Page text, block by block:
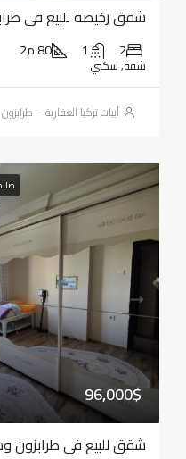
شقق رخيصة للبيع في
2
1 80 م2
شقة, سكني
أبيات تركيا العقارية – طرابزون
96,000$
شقق للبيع في طرابزون